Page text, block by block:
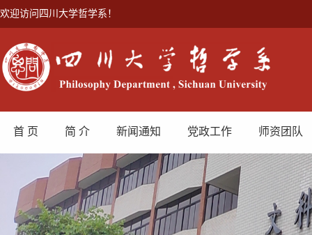
欢迎访问四川大学哲学系！
首 页 简 介 新闻通知 党政工作 师资团队